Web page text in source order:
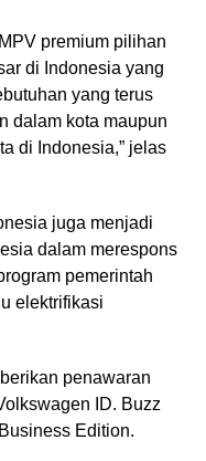
premium pilihan
di Indonesia yang
yang terus
dalam kota maupun
di Indonesia,” jelas
juga menjadi
dalam merespons
pemerintah
elektrifikasi
penawaran
ID. Buzz
Edition.